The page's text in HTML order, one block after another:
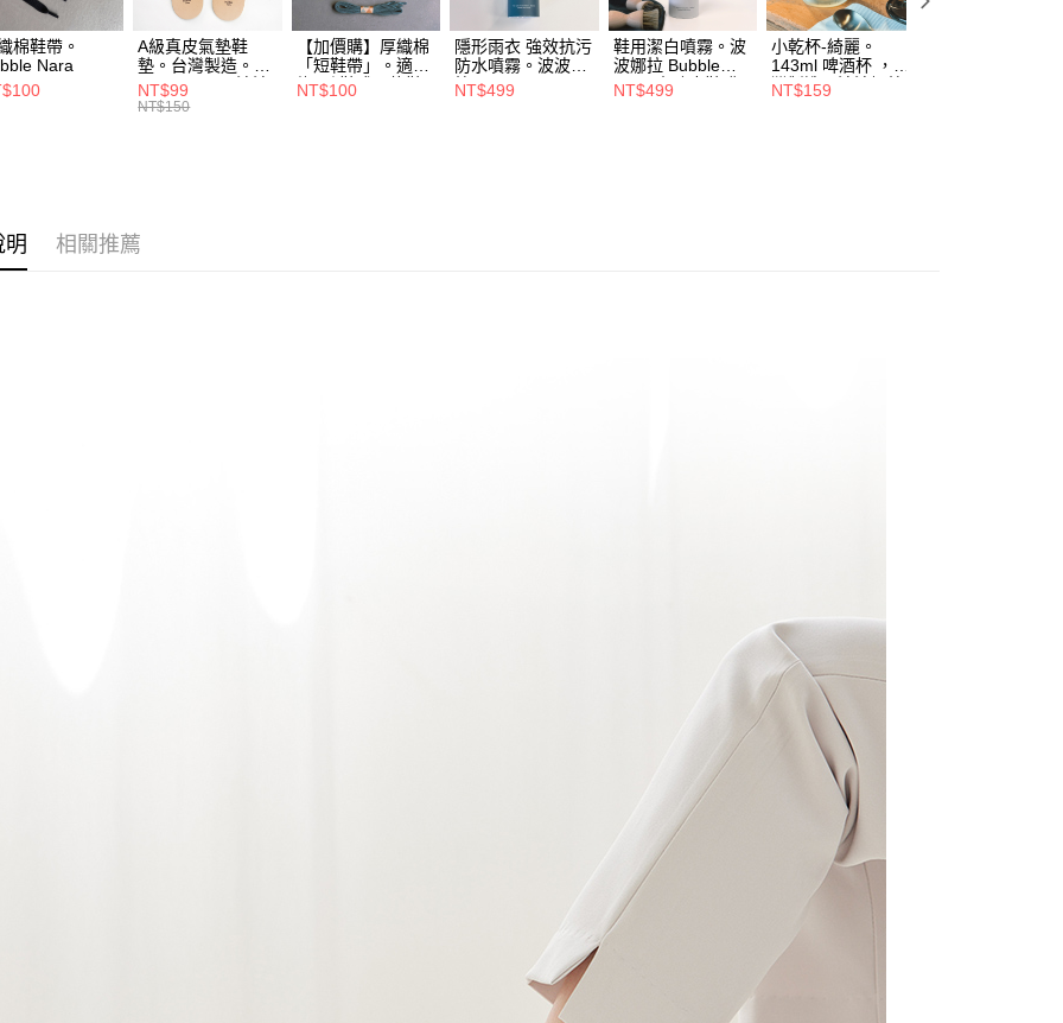
是否繳費成功／繳費後需取消欲退款等相關疑問，請聯繫「AFTEE先享後
付客戶支援中心」https://netprotections.freshdesk.com/support/home
【注意事項】
１．透過由恩沛科技股份有限公司提供之「AFTEE先享後付」服務完成之
付款後7-11取貨
每筆NT$60，滿NT$1,800(含以上)免運費
宅配
棉鞋帶。
Nara
A級真皮氣墊鞋
墊。台灣製造。
Bubble Nara 波波
娜拉
NT$99
NT$150
【加價購】厚織棉
「短鞋帶」。適合
綁3孔鞋或兩條鞋
帶搭配綁法。波波
NT$100
隱形雨衣 強效抗污
防水噴霧。波波娜
拉 Bubble Nara
NT$499
鞋用潔白噴霧。波
波娜拉 Bubble
Nara 去除皮鞋髒
汙，乾淨潔白
NT$499
小乾杯-綺麗。
143ml 啤酒杯 ，台
灣製造。波波娜拉
Bubble Nara
NT$159
明 相關推薦